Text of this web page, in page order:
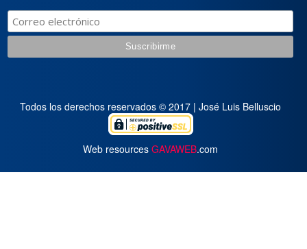
Todos los derechos reservados © 2017 | José Luis Belluscio
Web resources GAVAWEB.com